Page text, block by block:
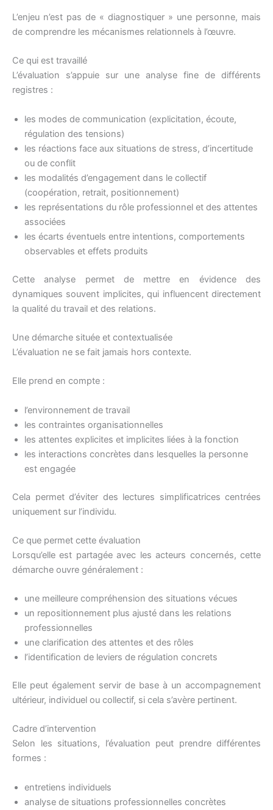
L’enjeu n’est pas de « diagnostiquer » une personne, mais
de comprendre les mécanismes relationnels à l’œuvre.
Ce qui est travaillé
L’évaluation s’appuie sur une analyse fine de différents
registres :
les modes de communication (explicitation, écoute,
régulation des tensions)
les réactions face aux situations de stress, d’incertitude
ou de conflit
les modalités d’engagement dans le collectif
(coopération, retrait, positionnement)
les représentations du rôle professionnel et des attentes
associées
les écarts éventuels entre intentions, comportements
observables et effets produits
Cette analyse permet de mettre en évidence des
dynamiques souvent implicites, qui influencent directement
la qualité du travail et des relations.
Une démarche située et contextualisée
L’évaluation ne se fait jamais hors contexte.
Elle prend en compte :
l’environnement de travail
les contraintes organisationnelles
les attentes explicites et implicites liées à la fonction
les interactions concrètes dans lesquelles la personne
est engagée
Cela permet d’éviter des lectures simplificatrices centrées
uniquement sur l’individu.
Ce que permet cette évaluation
Lorsqu’elle est partagée avec les acteurs concernés, cette
démarche ouvre généralement :
une meilleure compréhension des situations vécues
un repositionnement plus ajusté dans les relations
professionnelles
une clarification des attentes et des rôles
l’identification de leviers de régulation concrets
Elle peut également servir de base à un accompagnement
ultérieur, individuel ou collectif, si cela s’avère pertinent.
Cadre d’intervention
Selon les situations, l’évaluation peut prendre différentes
formes :
entretiens individuels
analyse de situations professionnelles concrètes